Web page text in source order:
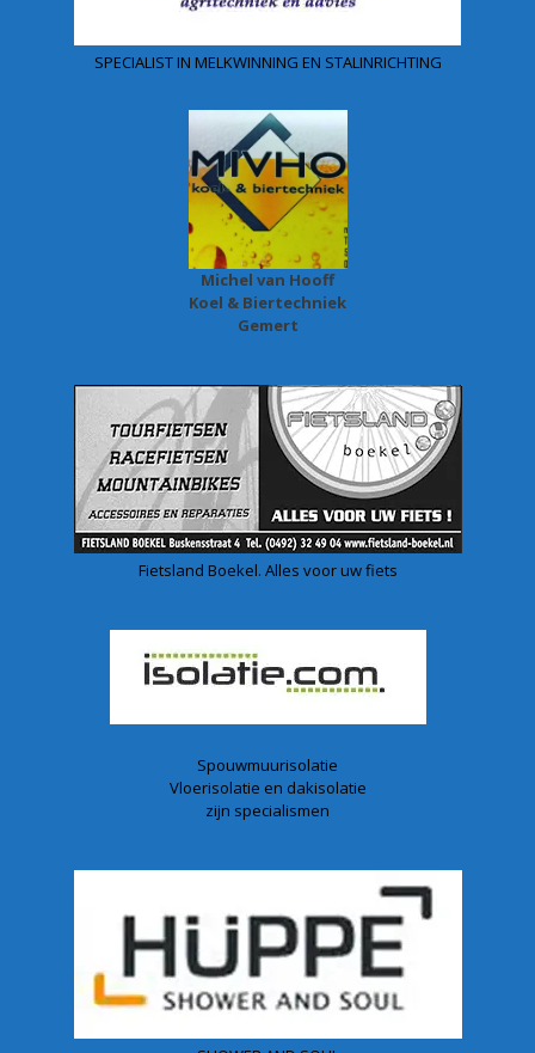
SPECIALIST IN MELKWINNING EN STALINRICHTING
Michel van Hooff
Koel & Biertechniek
Gemert
Fietsland Boekel. Alles voor uw fiets
Spouwmuurisolatie
Vloerisolatie en dakisolatie
zijn specialismen